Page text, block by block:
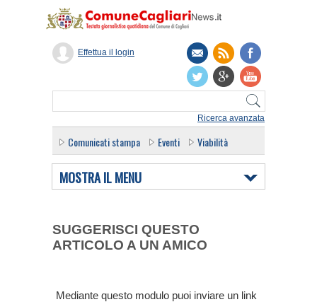
Ricerca avanzata
Effettua il login
Comunicati stampa Eventi Viabilità
MOSTRA IL MENU
SUGGERISCI QUESTO
ARTICOLO A UN AMICO
Mediante questo modulo puoi inviare un link